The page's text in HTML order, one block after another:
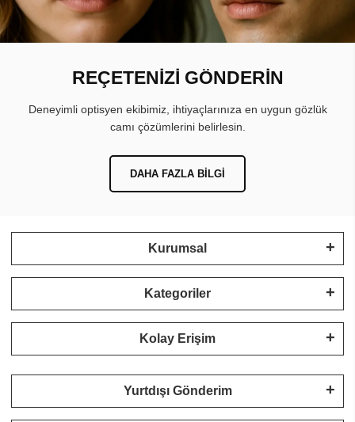
REÇETENİZİ GÖNDERİN
Deneyimli optisyen ekibimiz, ihtiyaçlarınıza en uygun gözlük
camı çözümlerini belirlesin.
DAHA FAZLA BILGI
Kurumsal
Kategoriler
Kolay Erişim
Yurtdışı Gönderim